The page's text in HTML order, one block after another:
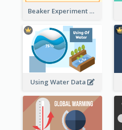
Beaker Experiment Data
Using Water Data